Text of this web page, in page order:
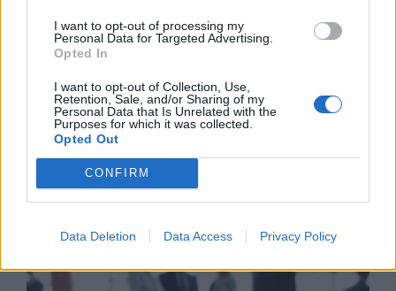
I want to opt-out of processing my
Personal Data for Targeted Advertising.
Opted In
I want to opt-out of Collection, Use,
Retention, Sale, and/or Sharing of my
Personal Data that Is Unrelated with the
Purposes for which it was collected.
Opted Out
CONFIRM
Data Deletion Data Access Privacy Policy
ΑΑΔΕ: Σαρωτικοί έλεγχοι σε
04/08/26|17:05
Business Know-how